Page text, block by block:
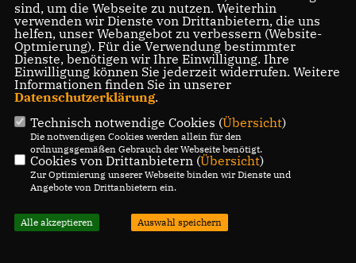
sind, um die Webseite zu nutzen. Weiterhin
verwenden wir Dienste von Drittanbietern, die uns
helfen, unser Webangebot zu verbessern (Website-
Optmierung). Für die Verwendung bestimmter
Dienste, benötigen wir Ihre Einwilligung. Ihre
Einwilligung können Sie jederzeit widerrufen. Weitere
Informationen finden Sie in unserer
Datenschutzerklärung.
Technisch notwendige Cookies (Übersicht)
Die notwendigen Cookies werden allein für den
ordnungsgemäßen Gebrauch der Webseite benötigt.
Cookies von Drittanbietern (Übersicht)
Zur Optimierung unserer Webseite binden wir Dienste und
Angebote von Drittanbietern ein.
Alle akzeptieren Auswahl speichern